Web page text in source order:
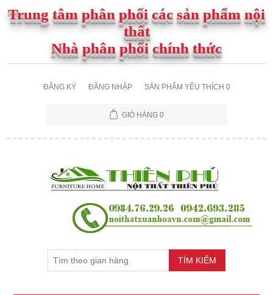
Trung tâm phân phối các sản phẩm nội
thất
Nhà phân phối chính thức
ĐĂNG KÝ ĐĂNG NHẬP SẢN PHẨM YÊU THÍCH 0
GIỎ HÀNG 0